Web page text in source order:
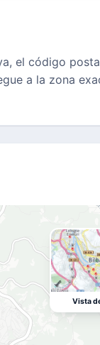
el código
a la zona
Vista